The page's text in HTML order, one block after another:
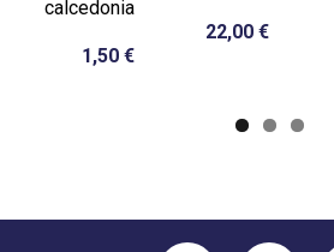
calcedonia
1,50 €
22,00 €